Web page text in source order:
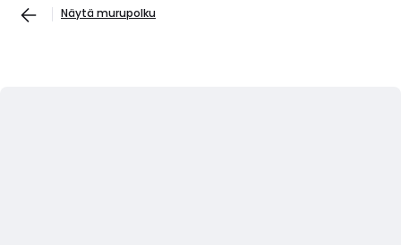
Näytä murupolku